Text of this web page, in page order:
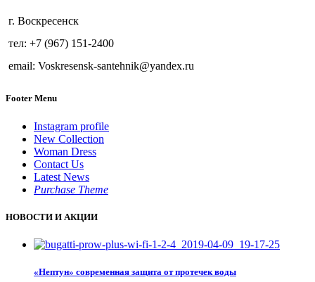
г. Воскресенск
тел: +7 (967) 151-2400
email: Voskresensk-santehnik@yandex.ru
Footer Menu
Instagram profile
New Collection
Woman Dress
Contact Us
Latest News
Purchase Theme
НОВОСТИ И АКЦИИ
«Нептун» современная защита от протечек воды